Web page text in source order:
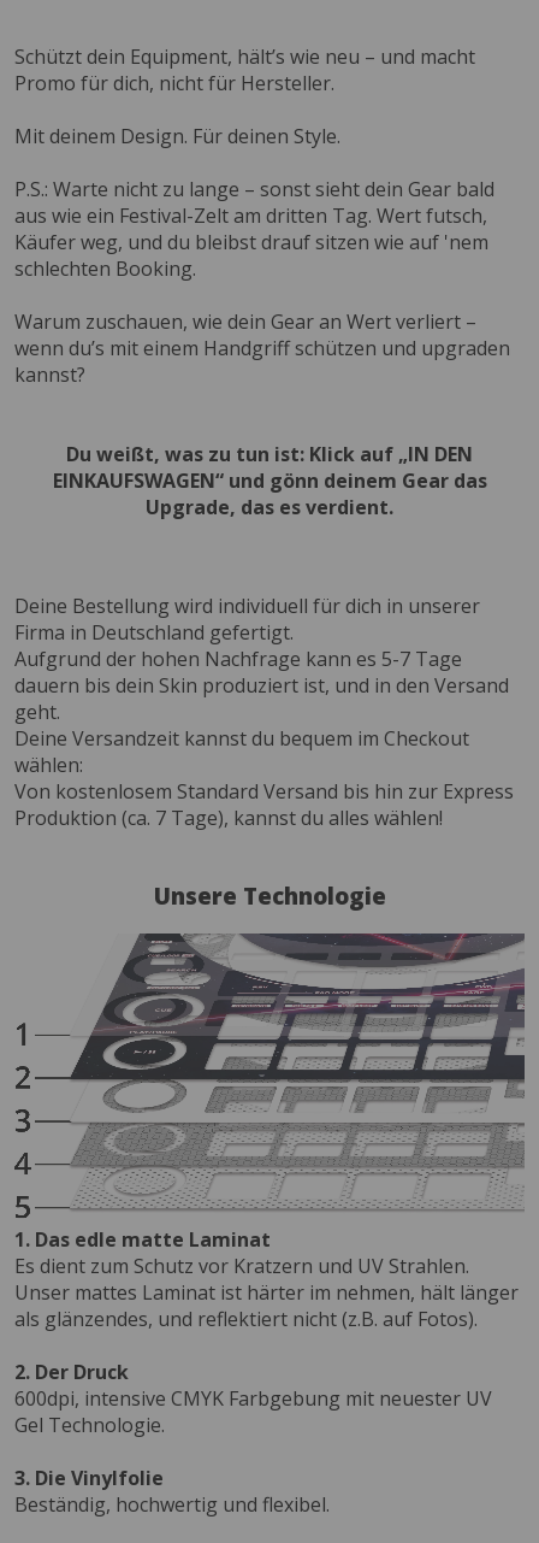
Schützt dein Equipment, hält’s wie neu – und macht
Promo für dich, nicht für Hersteller.
Mit deinem Design. Für deinen Style.
P.S.: Warte nicht zu lange – sonst sieht dein Gear bald
aus wie ein Festival-Zelt am dritten Tag. Wert futsch,
Käufer weg, und du bleibst drauf sitzen wie auf 'nem
schlechten Booking.
Warum zuschauen, wie dein Gear an Wert verliert –
wenn du’s mit einem Handgriff schützen und upgraden
kannst?
Du weißt, was zu tun ist: Klick auf „IN DEN
EINKAUFSWAGEN“ und gönn deinem Gear das
Upgrade, das es verdient.
Deine Bestellung wird individuell für dich in unserer
Firma in Deutschland gefertigt.
Aufgrund der hohen Nachfrage kann es 5-7 Tage
dauern bis dein Skin produziert ist, und in den Versand
geht.
Deine Versandzeit kannst du bequem im Checkout
wählen:
Von kostenlosem Standard Versand bis hin zur Express
Produktion (ca. 7 Tage), kannst du alles wählen!
Unsere Technologie
1. Das edle matte Laminat
Es dient zum Schutz vor Kratzern und UV Strahlen.
Unser mattes Laminat ist härter im nehmen, hält länger
als glänzendes, und reflektiert nicht (z.B. auf Fotos).
2. Der Druck
600dpi, intensive CMYK Farbgebung mit neuester UV
Gel Technologie.
3. Die Vinylfolie
Beständig, hochwertig und flexibel.